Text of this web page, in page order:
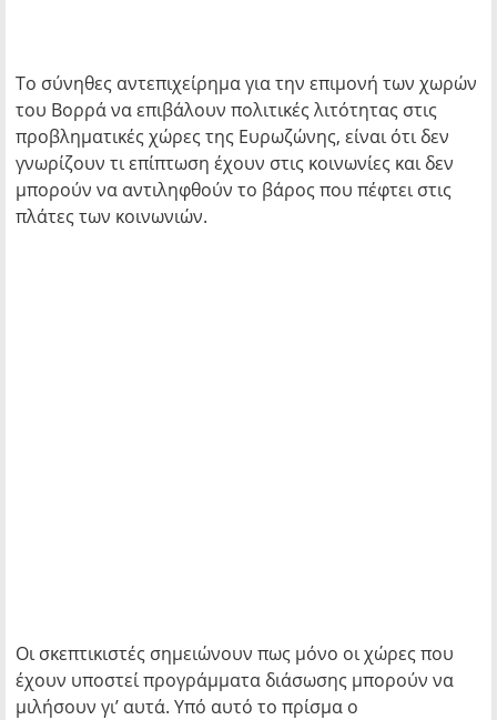
Το σύνηθες αντεπιχείρημα για την επιμονή των χωρών
του Βορρά να επιβάλουν πολιτικές λιτότητας στις
προβληματικές χώρες της Ευρωζώνης, είναι ότι δεν
γνωρίζουν τι επίπτωση έχουν στις κοινωνίες και δεν
μπορούν να αντιληφθούν το βάρος που πέφτει στις
πλάτες των κοινωνιών.
Οι σκεπτικιστές σημειώνουν πως μόνο οι χώρες που
έχουν υποστεί προγράμματα διάσωσης μπορούν να
μιλήσουν γι’ αυτά. Υπό αυτό το πρίσμα ο